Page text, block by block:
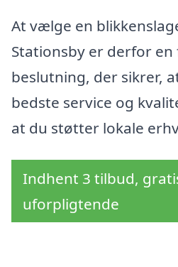
At vælge en
Stationsby er derfor
beslutning, der sikrer,
bedste service og
at du støtter lokale
Indhent 3 tilbud,
uforpligtende